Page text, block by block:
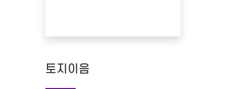
토지이음